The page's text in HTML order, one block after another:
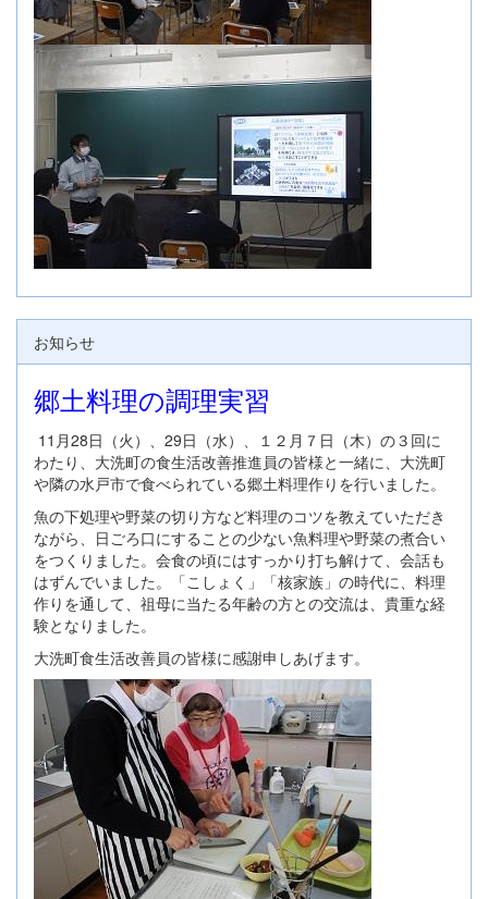
お知らせ
郷土料理の調理実習
11月28日（火）、29日（水）、１２月７日（木）の３回に
わたり、大洗町の食生活改善推進員の皆様と一緒に、大洗町
や隣の水戸市で食べられている郷土料理作りを行いました。
魚の下処理や野菜の切り方など料理のコツを教えていただき
ながら、日ごろ口にすることの少ない魚料理や野菜の煮合い
をつくりました。会食の頃にはすっかり打ち解けて、会話も
はずんでいました。「こしょく」「核家族」の時代に、料理
作りを通して、祖母に当たる年齢の方との交流は、貴重な経
験となりました。
大洗町食生活改善員の皆様に感謝申しあげます。